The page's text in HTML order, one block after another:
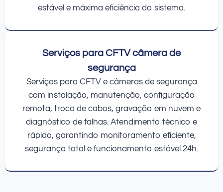
estável e máxima eficiência do sistema.
Serviços para CFTV câmera de
segurança
Serviços para CFTV e câmeras de segurança
com instalação, manutenção, configuração
remota, troca de cabos, gravação em nuvem e
diagnóstico de falhas. Atendimento técnico e
rápido, garantindo monitoramento eficiente,
segurança total e funcionamento estável 24h.